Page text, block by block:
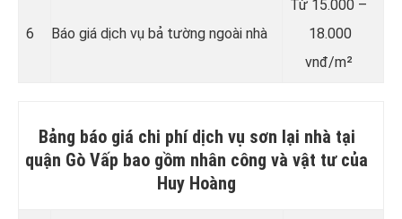
6 Báo giá dịch vụ bả tường ngoài nhà
Từ 15.000 –
18.000
vnđ/m²
Bảng báo giá chi phí dịch vụ sơn lại nhà tại
quận Gò Vấp bao gồm nhân công và vật tư của
Huy Hoàng